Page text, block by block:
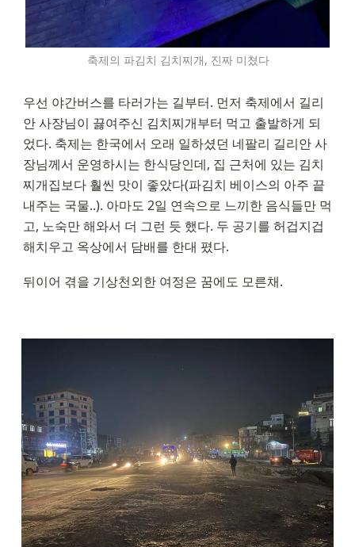
축제의 파김치 김치찌개, 진짜 미쳤다
우선 야간버스를 타러가는 길부터. 먼저 축제에서 길리
안 사장님이 끓여주신 김치찌개부터 먹고 출발하게 되
었다. 축제는 한국에서 오래 일하셨던 네팔리 길리안 사
장님께서 운영하시는 한식당인데, 집 근처에 있는 김치
찌개집보다 훨씬 맛이 좋았다(파김치 베이스의 아주 끝
내주는 국물..). 아마도 2일 연속으로 느끼한 음식들만 먹
고, 노숙만 해와서 더 그런 듯 했다. 두 공기를 허겁지겁
해치우고 옥상에서 담배를 한대 폈다.
뒤이어 겪을 기상천외한 여정은 꿈에도 모른채.